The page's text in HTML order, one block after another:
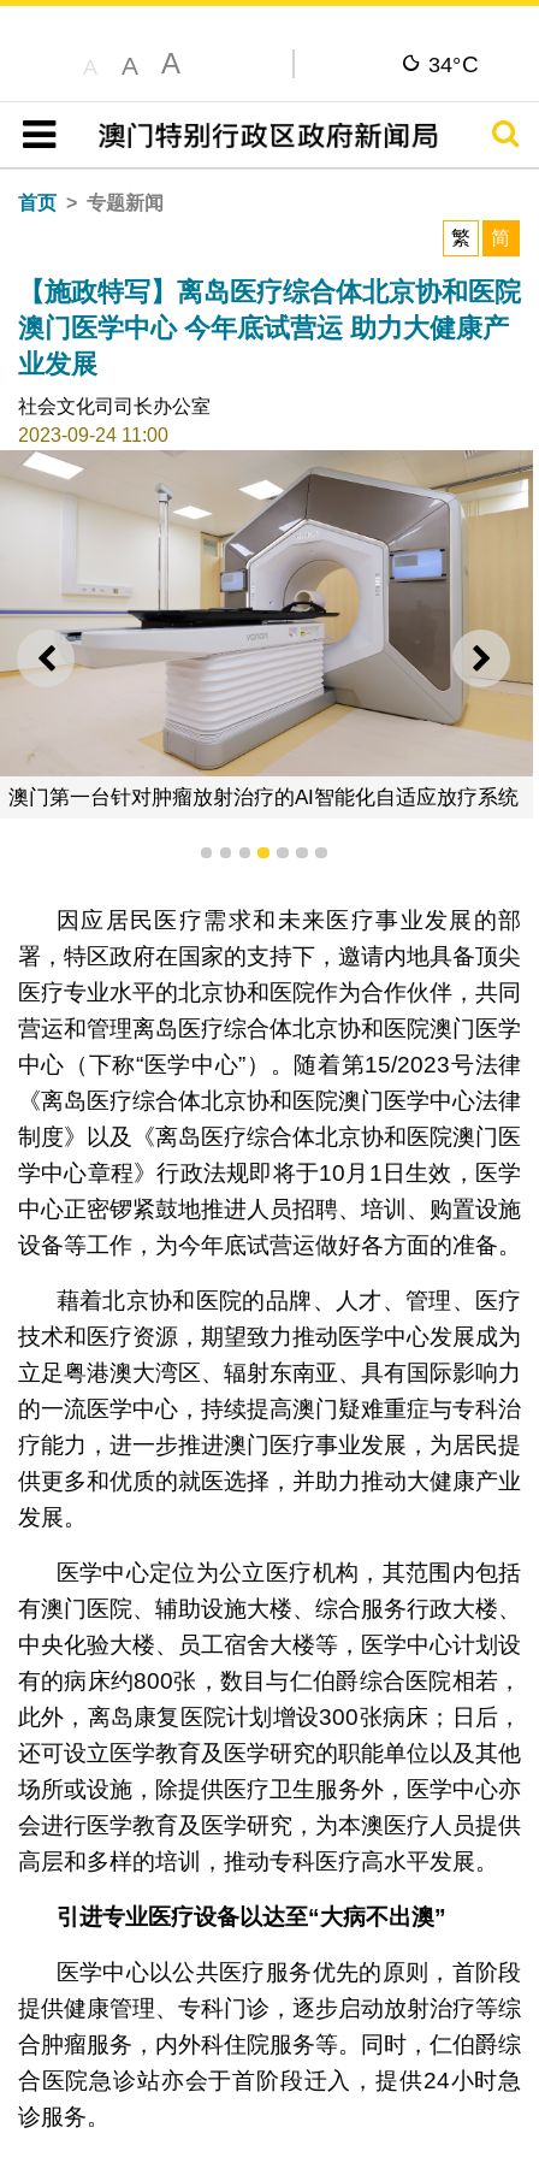
A A A 34°C
目录
搜寻
首页
专题新闻
繁
简
【施政特写】离岛医疗综合体北京协和医院
澳门医学中心 今年底试营运 助力大健康产
业发展
社会文化司司长办公室
2023-09-24 11:00
上一则 下一
澳门第一台针对肿瘤放射治疗的AI智能化自适应放疗系统
1 2 3 4 5 6 7
因应居民医疗需求和未来医疗事业发展的部
署，特区政府在国家的支持下，邀请内地具备顶尖
医疗专业水平的北京协和医院作为合作伙伴，共同
营运和管理离岛医疗综合体北京协和医院澳门医学
中心（下称“医学中心”）。随着第15/2023号法律
《离岛医疗综合体北京协和医院澳门医学中心法律
制度》以及《离岛医疗综合体北京协和医院澳门医
学中心章程》行政法规即将于10月1日生效，医学
中心正密锣紧鼓地推进人员招聘、培训、购置设施
设备等工作，为今年底试营运做好各方面的准备。
藉着北京协和医院的品牌、人才、管理、医疗
技术和医疗资源，期望致力推动医学中心发展成为
立足粤港澳大湾区、辐射东南亚、具有国际影响力
的一流医学中心，持续提高澳门疑难重症与专科治
疗能力，进一步推进澳门医疗事业发展，为居民提
供更多和优质的就医选择，并助力推动大健康产业
发展。
医学中心定位为公立医疗机构，其范围内包括
有澳门医院、辅助设施大楼、综合服务行政大楼、
中央化验大楼、员工宿舍大楼等，医学中心计划设
有的病床约800张，数目与仁伯爵综合医院相若，
此外，离岛康复医院计划增设300张病床；日后，
还可设立医学教育及医学研究的职能单位以及其他
场所或设施，除提供医疗卫生服务外，医学中心亦
会进行医学教育及医学研究，为本澳医疗人员提供
高层和多样的培训，推动专科医疗高水平发展。
引进专业医疗设备以达至“大病不出澳”
医学中心以公共医疗服务优先的原则，首阶段
提供健康管理、专科门诊，逐步启动放射治疗等综
合肿瘤服务，内外科住院服务等。同时，仁伯爵综
合医院急诊站亦会于首阶段迁入，提供24小时急
诊服务。